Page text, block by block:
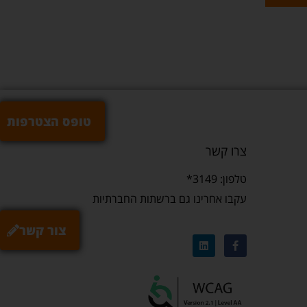
צור קשר
טופס הצטרפות
צרו קשר
טלפון: 3149*
עקבו אחרינו גם ברשתות החברתיות